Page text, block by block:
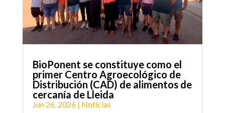
BioPonent se constituye como el
primer Centro Agroecológico de
Distribución (CAD) de alimentos de
cercanía de Lleida
Jun 26, 2026| Noticias